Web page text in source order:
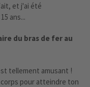
et j'ai été
ans...
du bras de fer au
tellement amusant !
pour atteindre ton